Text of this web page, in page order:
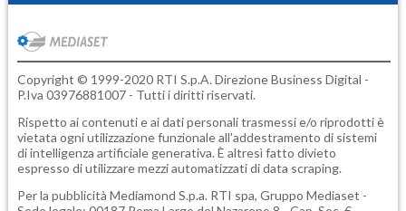
Copyright © 1999-2020 RTI S.p.A. Direzione Business Digital -
P.Iva 03976881007 - Tutti i diritti riservati.
Rispetto ai contenuti e ai dati personali trasmessi e/o riprodotti è
vietata ogni utilizzazione funzionale all'addestramento di sistemi
di intelligenza artificiale generativa. È altresì fatto divieto
espresso di utilizzare mezzi automatizzati di data scraping.
Per la pubblicità Mediamond S.p.a. RTI spa, Gruppo Mediaset -